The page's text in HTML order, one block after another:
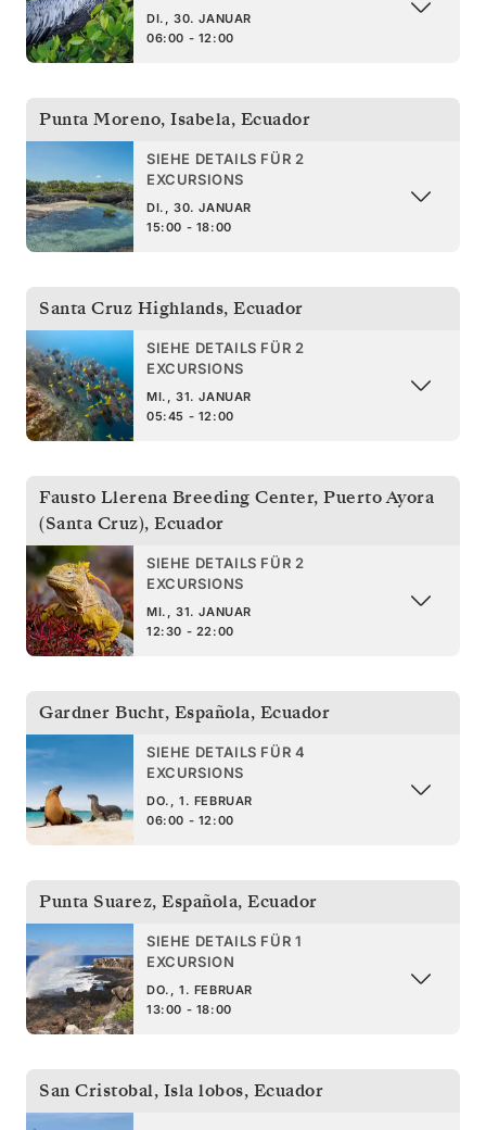
DI., 30. JANUAR
06:00 - 12:00
Punta Moreno, Isabela, Ecuador
SIEHE DETAILS FÜR 2
EXCURSIONS
DI., 30. JANUAR
15:00 - 18:00
Santa Cruz Highlands, Ecuador
SIEHE DETAILS FÜR 2
EXCURSIONS
MI., 31. JANUAR
05:45 - 12:00
Fausto Llerena Breeding Center, Puerto Ayora
(Santa Cruz), Ecuador
SIEHE DETAILS FÜR 2
EXCURSIONS
MI., 31. JANUAR
12:30 - 22:00
Gardner Bucht, Española, Ecuador
SIEHE DETAILS FÜR 4
EXCURSIONS
DO., 1. FEBRUAR
06:00 - 12:00
Punta Suarez, Española, Ecuador
SIEHE DETAILS FÜR 1
EXCURSION
DO., 1. FEBRUAR
13:00 - 18:00
San Cristobal, Isla lobos, Ecuador